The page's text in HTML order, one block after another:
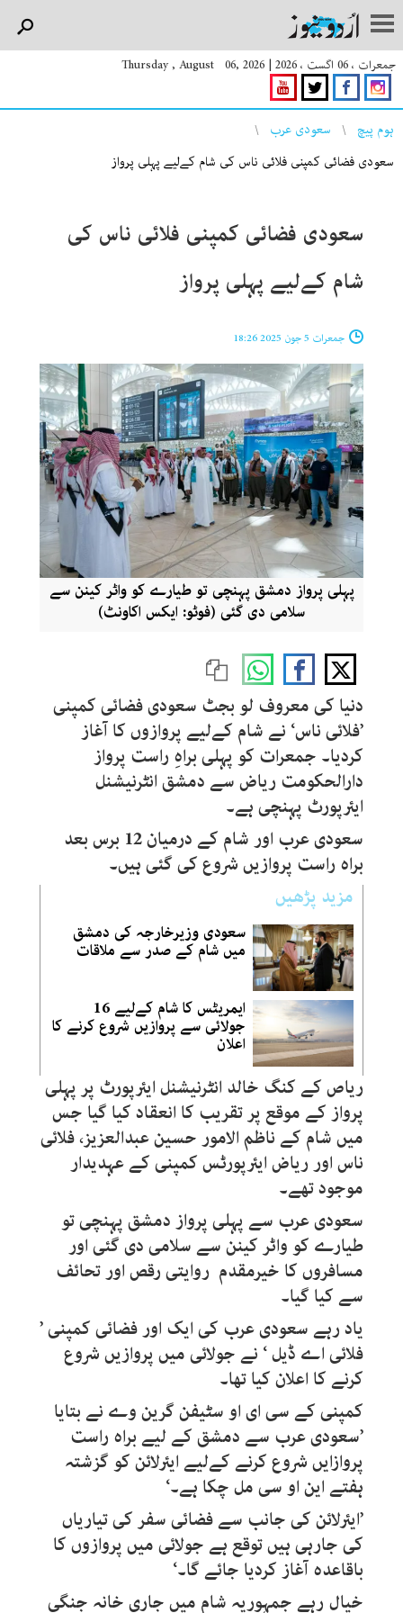
جمعرات ، 06 اگست ، 2026 |
Thursday , August 06, 2026
You are here
ہوم پیچ
سعودی عرب
سعودی فضائی کمپنی فلائی ناس کی شام کےلیے پہلی پرواز
سعودی فضائی کمپنی فلائی ناس کی
شام کےلیے پہلی پرواز
جمعرات 5 جون 2025 18:26
پہلی پرواز دمشق پہنچی تو طیارے کو واٹر کینن سے
سلامی دی گئی (فوٹو: ایکس اکاونٹ)
دنیا کی معروف لو بجٹ سعودی فضائی کمپنی
’فلائی ناس‘ نے شام کےلیے پروازوں کا آغاز
کردیا۔ جمعرات کو پہلی براہِ راست پرواز
دارالحکومت ریاض سے دمشق انٹرنیشنل
ایئرپورٹ پہنچی ہے۔
سعودی عرب اور شام کے درمیان 12 برس بعد
براہ راست پروازیں شروع کی گئی ہیں۔
مزید پڑھیں
سعودی وزیرخارجہ کی دمشق
میں شام کے صدر سے ملاقات
ایمریٹس کا شام کےلیے 16
جولائی سے پروازیں شروع کرنے کا
اعلان
ریاص کے کنگ خالد انٹرنیشنل ایئرپورٹ پر پہلی
پرواز کے موقع پر تقریب کا انعقاد کیا گیا جس
میں شام کے ناظم الامور حسین عبدالعزیز، فلائی
ناس اور ریاض ایئرپورٹس کمپنی کے عہدیدار
موجود تھے۔
سعودی عرب سے پہلی پرواز دمشق پہنچی تو
طیارے کو واٹر کینن سے سلامی دی گئی اور
مسافروں کا خیرمقدم روایتی رقص اور تحائف
سے کیا گیا۔
یاد رہے سعودی عرب کی ایک اور فضائی کمپنی ’
فلائی اے ڈیل ‘ نے جولائی میں پروازیں شروع
کرنے کا اعلان کیا تھا۔
کمپنی کے سی ای او سٹیفن گرین وے نے بتایا
’سعودی عرب سے دمشق کے لیے براہ راست
پروازایں شروع کرنے کےلیے ایئرلائن کو گزشتہ
ہفتے این او سی مل چکا ہے۔‘
’ایئرلائن کی جانب سے فضائی سفر کی تیاریاں
کی جارہی ہیں توقع ہے جولائی میں پروازوں کا
باقاعدہ آغاز کردیا جائے گا۔‘
خیال رہے جمہوریہ شام میں جاری خانہ جنگی